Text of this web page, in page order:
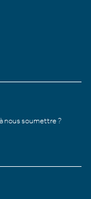
nous soumettre ?